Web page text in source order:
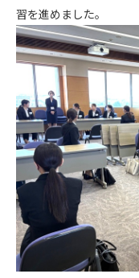
習を進めました。